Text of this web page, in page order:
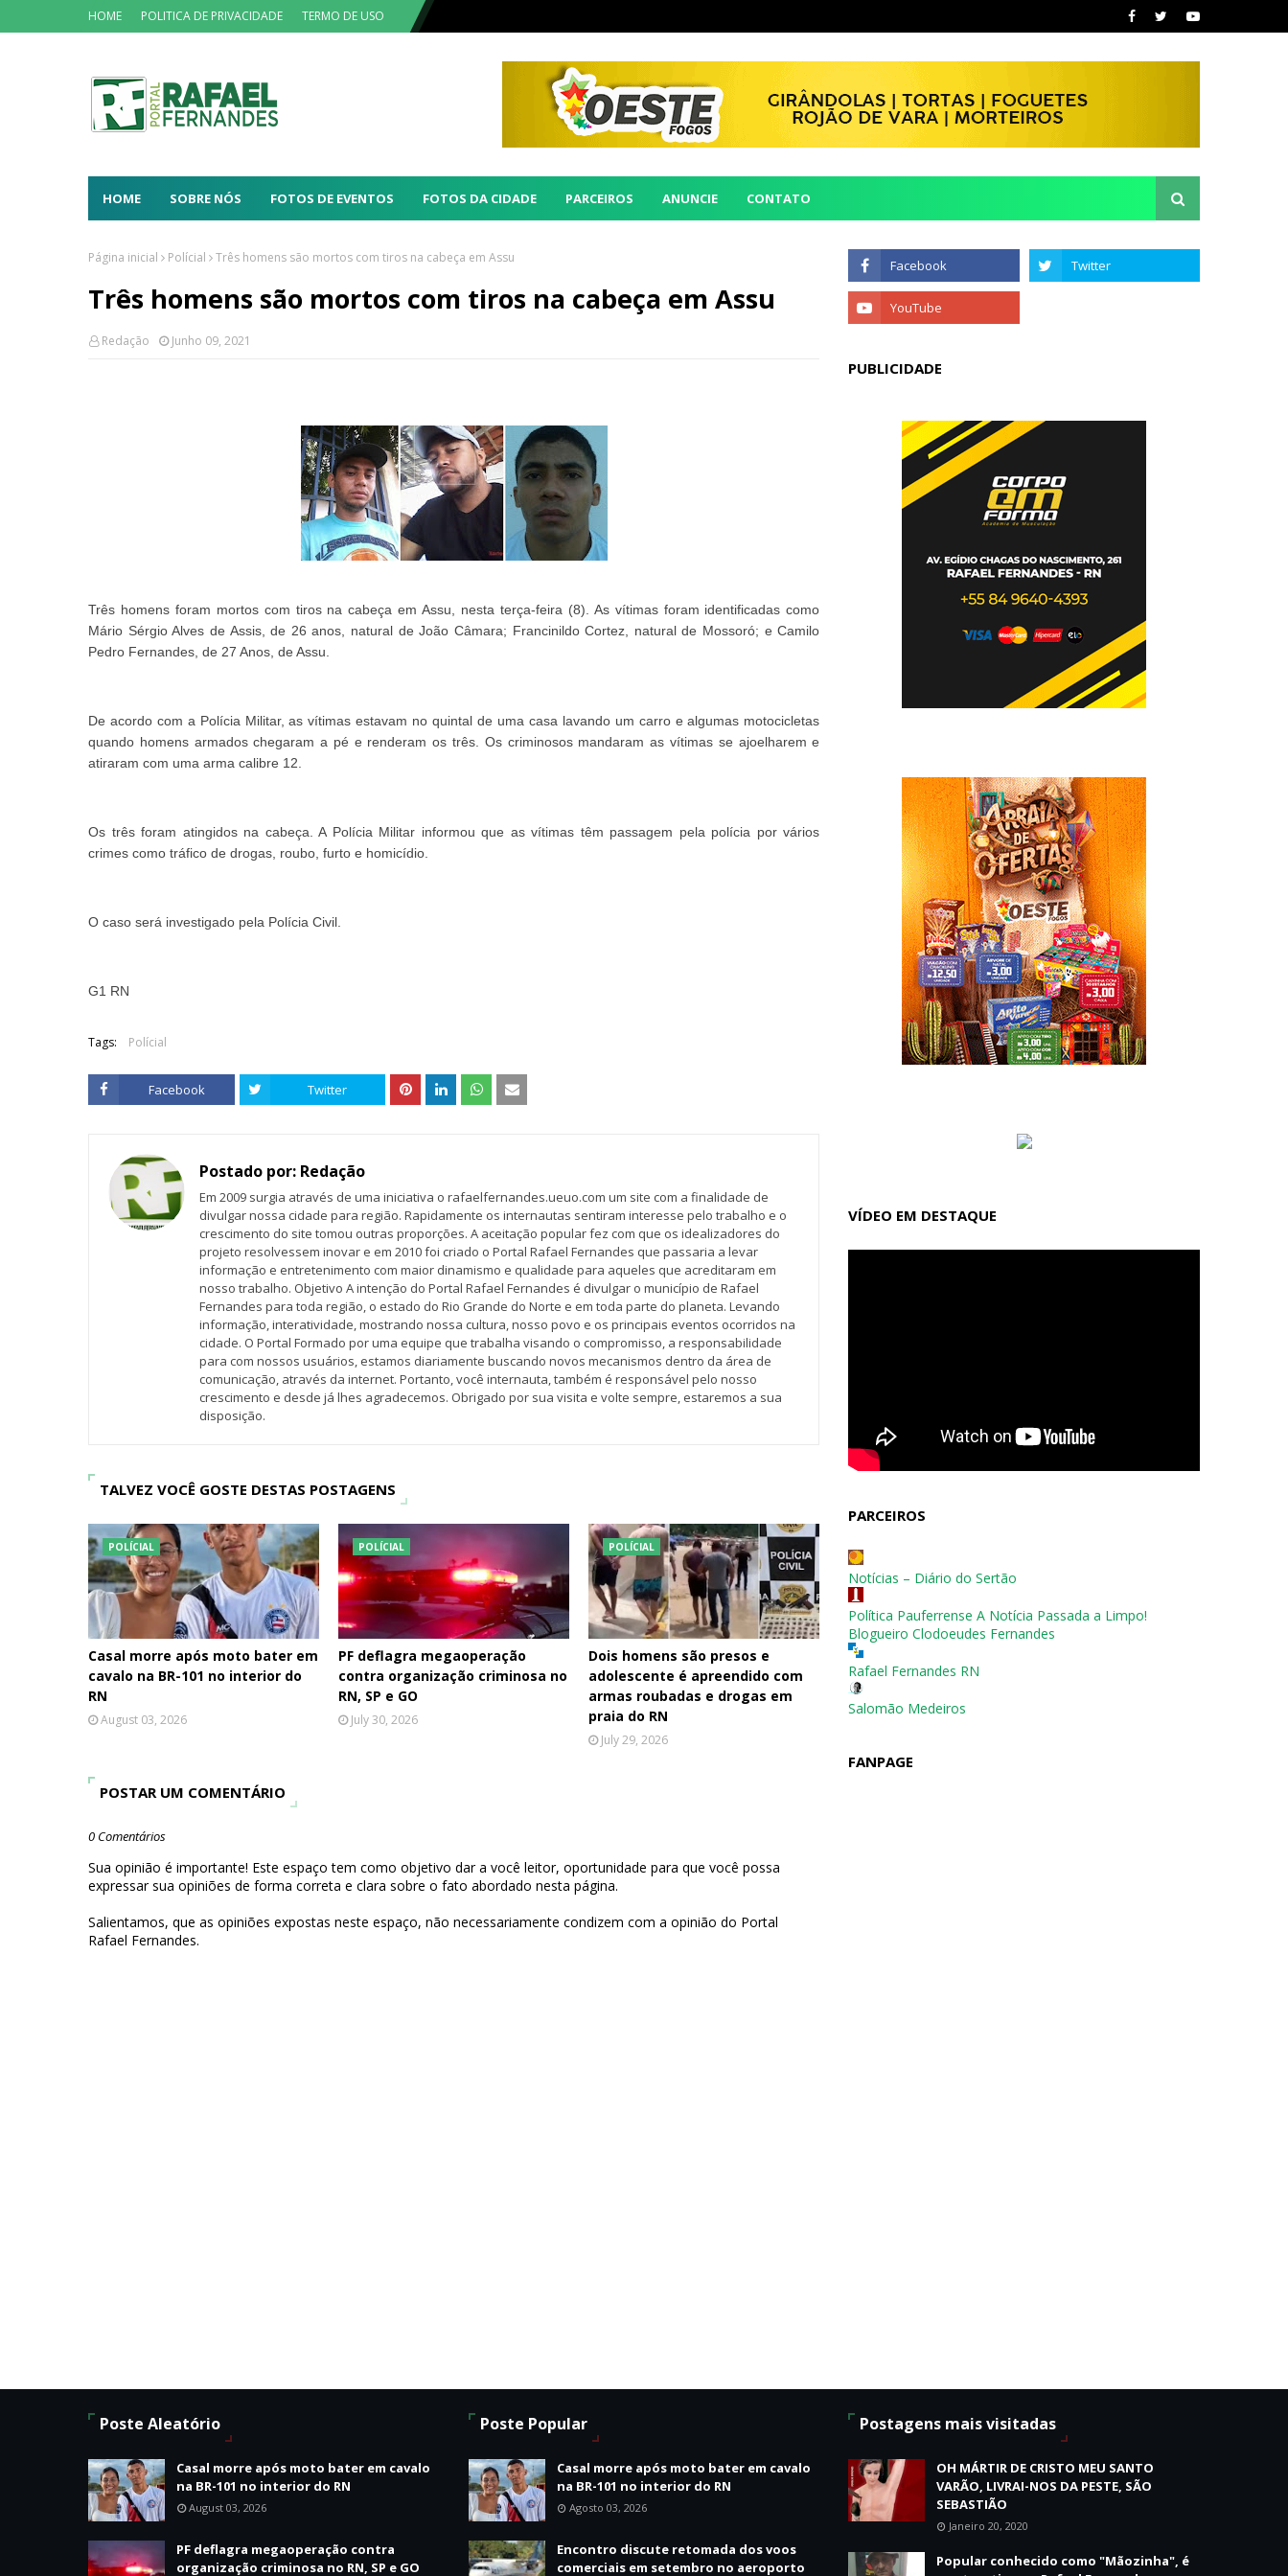
HOME POLITICA DE PRIVACIDADE TERMO DE USO
HOME SOBRE NÓS FOTOS DE EVENTOS FOTOS DA CIDADE PARCEIROS ANUNCIE CONTATO
Página inicial Polícial Três homens são mortos com tiros na cabeça em Assu
Três homens são mortos com tiros na cabeça em Assu
Redação Junho 09, 2021
Três homens foram mortos com tiros na cabeça em Assu, nesta terça-feira (8). As vítimas foram identificadas como
Mário Sérgio Alves de Assis, de 26 anos, natural de João Câmara; Francinildo Cortez, natural de Mossoró; e Camilo
Pedro Fernandes, de 27 Anos, de Assu.
De acordo com a Polícia Militar, as vítimas estavam no quintal de uma casa lavando um carro e algumas motocicletas
quando homens armados chegaram a pé e renderam os três. Os criminosos mandaram as vítimas se ajoelharem e
atiraram com uma arma calibre 12.
Os três foram atingidos na cabeça. A Polícia Militar informou que as vítimas têm passagem pela polícia por vários
crimes como tráfico de drogas, roubo, furto e homicídio.
O caso será investigado pela Polícia Civil.
G1 RN
Tags: Polícial
Facebook Twitter
Postado por: Redação
Em 2009 surgia através de uma iniciativa o rafaelfernandes.ueuo.com um site com a finalidade de
divulgar nossa cidade para região. Rapidamente os internautas sentiram interesse pelo trabalho e o
crescimento do site tomou outras proporções. A aceitação popular fez com que os idealizadores do
projeto resolvessem inovar e em 2010 foi criado o Portal Rafael Fernandes que passaria a levar
informação e entretenimento com maior dinamismo e qualidade para aqueles que acreditaram em
nosso trabalho. Objetivo A intenção do Portal Rafael Fernandes é divulgar o município de Rafael
Fernandes para toda região, o estado do Rio Grande do Norte e em toda parte do planeta. Levando
informação, interatividade, mostrando nossa cultura, nosso povo e os principais eventos ocorridos na
cidade. O Portal Formado por uma equipe que trabalha visando o compromisso, a responsabilidade
para com nossos usuários, estamos diariamente buscando novos mecanismos dentro da área de
comunicação, através da internet. Portanto, você internauta, também é responsável pelo nosso
crescimento e desde já lhes agradecemos. Obrigado por sua visita e volte sempre, estaremos a sua
disposição.
TALVEZ VOCÊ GOSTE DESTAS POSTAGENS
POLÍCIAL
Casal morre após moto bater em
cavalo na BR-101 no interior do
RN
August 03, 2026
POLÍCIAL
PF deflagra megaoperação
contra organização criminosa no
RN, SP e GO
July 30, 2026
POLÍCIAL
Dois homens são presos e
adolescente é apreendido com
armas roubadas e drogas em
praia do RN
July 29, 2026
POSTAR UM COMENTÁRIO
0 Comentários
Sua opinião é importante! Este espaço tem como objetivo dar a você leitor, oportunidade para que você possa
expressar sua opiniões de forma correta e clara sobre o fato abordado nesta página.
Salientamos, que as opiniões expostas neste espaço, não necessariamente condizem com a opinião do Portal
Rafael Fernandes.
PUBLICIDADE
VÍDEO EM DESTAQUE
PARCEIROS
Notícias – Diário do Sertão
Política Pauferrense A Notícia Passada a Limpo!
Blogueiro Clodoeudes Fernandes
Rafael Fernandes RN
Salomão Medeiros
FANPAGE
Poste Aleatório
Casal morre após moto bater em cavalo
na BR-101 no interior do RN
August 03, 2026
PF deflagra megaoperação contra
organização criminosa no RN, SP e GO
Poste Popular
Casal morre após moto bater em cavalo
na BR-101 no interior do RN
Agosto 03, 2026
Encontro discute retomada dos voos
comerciais em setembro no aeroporto
Postagens mais visitadas
OH MÁRTIR DE CRISTO MEU SANTO
VARÃO, LIVRAI-NOS DA PESTE, SÃO
SEBASTIÃO
Janeiro 20, 2020
Popular conhecido como "Mãozinha", é